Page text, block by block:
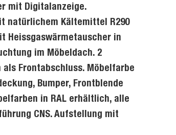
mit Digitalanzeige.
natürlichem Kältemittel R290
Heissgaswärmetauscher in
im Möbeldach. 2
Frontabschluss. Möbelfarbe
Bumper, Frontblende
in RAL erhältlich, alle
CNS. Aufstellung mit